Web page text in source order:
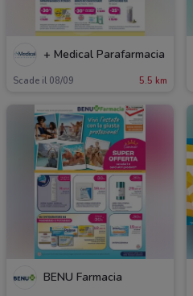
+ Medical Parafarmacia
Scade il 08/09 5.5 km
BENU Farmacia